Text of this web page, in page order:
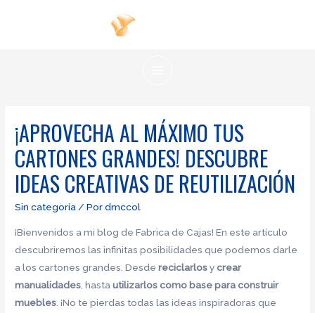
¡APROVECHA AL MÁXIMO TUS
CARTONES GRANDES! DESCUBRE
IDEAS CREATIVAS DE REUTILIZACIÓN
Sin categoría / Pordmccol
¡Bienvenidos a mi blog de Fabrica de Cajas! En este artículo
descubriremos las infinitas posibilidades que podemos darle
a los cartones grandes. Desdereciclarlosycrear
manualidades , hastautilizarlos como base para construir
muebles . ¡No te pierdas todas las ideas inspiradoras que